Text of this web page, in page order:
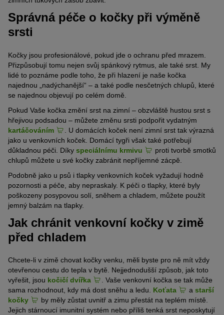
Správná péče o kočky při výměně
srsti
Kočky jsou profesionálové, pokud jde o ochranu před mrazem.
Přizpůsobují tomu nejen svůj spánkový rytmus, ale také srst. My
lidé to poznáme podle toho, že při hlazení je naše kočka
najednou „nadýchanější“ – a také podle nesčetných chlupů, které
se najednou objevují po celém domě.
Pokud Vaše kočka změní srst na zimní – obzvláště hustou srst s
hřejivou podsadou – můžete změnu srsti podpořit vydatným
kartáčováním
. U domácích koček není zimní srst tak výrazná
jako u venkovních koček. Domácí tygři však také potřebují
důkladnou péči. Díky speciálnímu krmivu
proti tvorbě smotků
chlupů můžete u své kočky zabránit nepříjemné zácpě.
Podobně jako u psů i tlapky venkovních koček vyžadují hodně
pozornosti a péče, aby nepraskaly. K péči o tlapky, které byly
poškozeny posypovou solí, sněhem a chladem, můžete použít
jemný balzám na tlapky.
Jak chránit venkovní kočky v zimě
před chladem
Chcete-li v zimě chovat kočky venku, měli byste pro ně mít vždy
otevřenou cestu do tepla v bytě. Nejjednodušší způsob, jak toto
vyřešit, jsou kočičí dvířka
. Vaše venkovní kočka se tak může
sama rozhodnout, kdy má dost sněhu a ledu. Koťata a starší
kočky
by měly zůstat uvnitř a zimu přestát na teplém místě.
Jejich stárnoucí imunitní systém nebo příliš tenká srst neposkytují